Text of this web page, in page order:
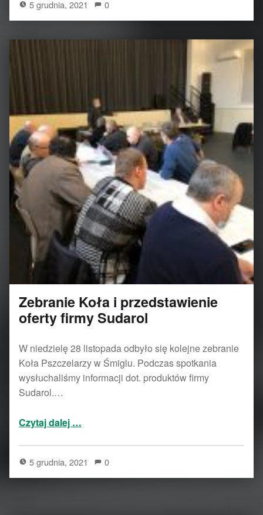
5 grudnia, 2021 0
Zebranie Koła i przedstawienie
oferty firmy Sudarol
W niedzielę 28 listopada odbyło się kolejne zebranie
Koła Pszczelarzy w Śmiglu. Podczas spotkania
wysłuchaliśmy informacji dot. produktów firmy
Sudarol.…
Czytaj dalej …
5 grudnia, 2021 0